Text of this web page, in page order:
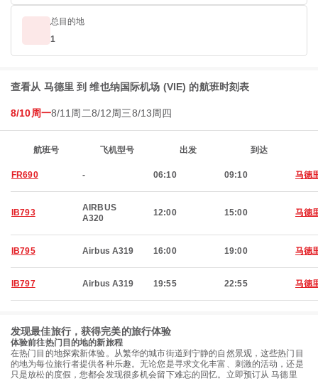
总目的地
1
查看从 马德里 到 维也纳国际机场 (VIE) 的航班时刻表
8/10周一8/11周二8/12周三8/13周四
航班号 飞机型号 出发 到达
FR690 - 06:10 09:10 马德
IB793
AIRBUS
A320
12:00 15:00 马德
IB795 Airbus A319 16:00 19:00 马德
IB797 Airbus A319 19:55 22:55 马德
发现最佳旅行，获得完美的旅行体验
体验前往热门目的地的新旅程
在热门目的地探索新体验。从繁华的城市街道到宁静的自然景观，这些热门目
的地为每位旅行者提供各种乐趣。无论您是寻求文化丰富、刺激的活动，还是
只是放松的度假，您都会发现很多机会留下难忘的回忆。立即预订从 马德里